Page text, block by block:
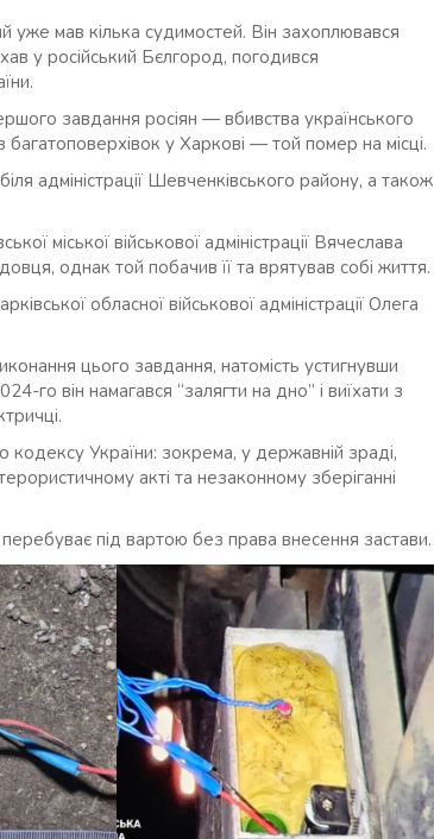
мав кілька судимостей. Він захоплювався
у російський Бєлгород, погодився
завдання росіян — вбивства українського
багатоповерхівок у Харкові — той помер на місці.
адміністрації Шевченківського району, а також
міської військової адміністрації Вячеслава
однак той побачив її та врятував собі життя.
обласної військової адміністрації Олега
цього завдання, натомість устигнувши
го він намагався “залягти на дно” і виїхати з
України: зокрема, у державній зраді,
акті та незаконному зберіганні
під вартою без права внесення застави.